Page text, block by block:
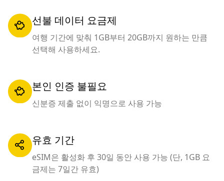
선불 데이터 요금제
여행 기간에 맞춰 1GB부터 20GB까지 원하는 만큼
선택해 사용하세요.
본인 인증 불필요
신분증 제출 없이 익명으로 사용 가능
유효 기간
eSIM은 활성화 후 30일 동안 사용 가능 (단, 1GB 요
금제는 7일간 유효)